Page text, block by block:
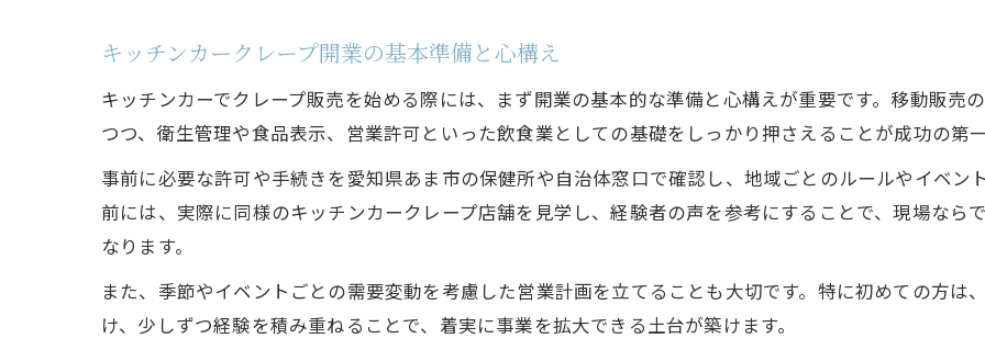
愛知県あま市発ならではの地元食材活用術
メニュー差別化で海外マーケットに挑戦する方法
愛知県あま市発クレープが世界へ挑戦する理由
あま市発キッチンカークレープの海外進出強み
地域密着型のクレープキッチンカー成功事例
愛知県での経験を活かしたグローバル戦略
伝統と独自性が光るクレープの魅力とは
キッチンカークレープ開業の基本準備と心構え
キッチンカーでクレープ販売を始める際には、まず開業の基本的な準備と心構えが重要です。移動販売
つつ、衛生管理や食品表示、営業許可といった飲食業としての基礎をしっかり押さえることが成功の第一
事前に必要な許可や手続きを愛知県あま市の保健所や自治体窓口で確認し、地域ごとのルールやイベン
前には、実際に同様のキッチンカークレープ店舗を見学し、経験者の声を参考にすることで、現場なら
なります。
また、季節やイベントごとの需要変動を考慮した営業計画を立てることも大切です。特に初めての方は
け、少しずつ経験を積み重ねることで、着実に事業を拡大できる土台が築けます。